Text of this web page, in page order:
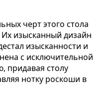
черт этого стола
изысканный дизайн
изысканности и
с исключительной
придавая столу
нотку роскоши в